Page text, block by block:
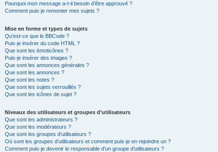
Pourquoi mon message a-t-il besoin d’être approuvé ?
Comment puis-je remonter mes sujets ?
Mise en forme et types de sujets
Qu’est-ce que le BBCode ?
Puis-je insérer du code HTML ?
Que sont les émoticônes ?
Puis-je insérer des images ?
Que sont les annonces générales ?
Que sont les annonces ?
Que sont les notes ?
Que sont les sujets verrouillés ?
Que sont les icônes de sujet ?
Niveaux des utilisateurs et groupes d’utilisateurs
Que sont les administrateurs ?
Que sont les modérateurs ?
Que sont les groupes d’utilisateurs ?
Où sont les groupes d’utilisateurs et comment puis-je en rejoindre un ?
Comment puis-je devenir le responsable d’un groupe d’utilisateurs ?